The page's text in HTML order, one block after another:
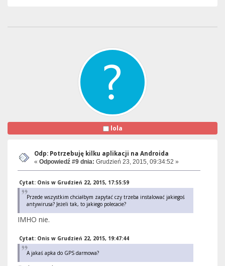
lola
Odp: Potrzebuję kilku aplikacji na Androida
« Odpowiedź #9 dnia: Grudzień 23, 2015, 09:34:52 »
Cytat: Onis w Grudzień 22, 2015, 17:55:59
Przede wszystkim chciałbym zapytać czy trzeba instalować jakiegoś
antywirusa? Jeżeli tak, to jakiego polecacie?
IMHO nie.
Cytat: Onis w Grudzień 22, 2015, 19:47:44
A jakaś apka do GPS darmowa?